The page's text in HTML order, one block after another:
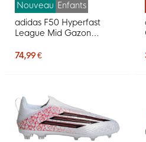
Nouveau Enfants
adidas F50 Hyperfast
League Mid Gazon
Foot (FG) Enfants Noir
74,99 €